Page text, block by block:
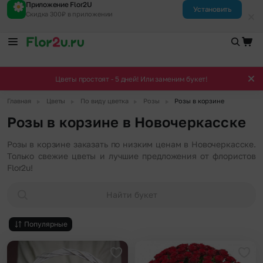
Приложение Flor2U
Скидка 300₽ в приложении
Установить
Цветы простоят - 5 дней! Или заменим букет!
Главная Цветы По виду цветка Розы Розы в корзине
Розы в корзине в Новочеркасске
Розы в корзине заказать по низким ценам в Новочеркасске.
Только свежие цветы и лучшие предложения от флористов
Flor2u!
Найти букет
Популярные